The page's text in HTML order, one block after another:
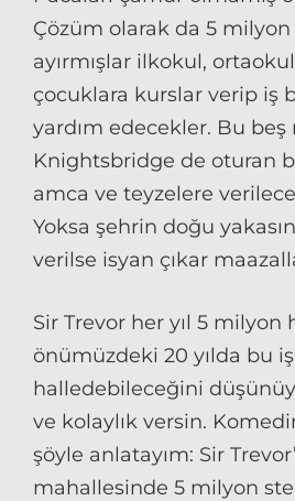
Çözüm olarak da 5
ayırmışlar ilkokul,
çocuklara kurslar verip iş
yardım edecekler. Bu beş
Knightsbridge de oturan
amca ve teyzelere
Yoksa şehrin doğu
verilse isyan çıkar
Sir Trevor her yıl 5 milyon
önümüzdeki 20 yılda bu
halledebileceğini
ve kolaylık versin.
şöyle anlatayım: Sir
mahallesinde 5 milyon